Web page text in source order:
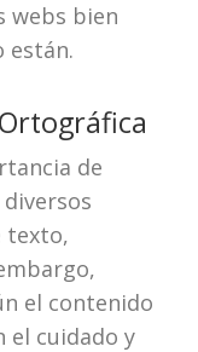
webs bien
están.
de
texto,
el contenido
el cuidado y